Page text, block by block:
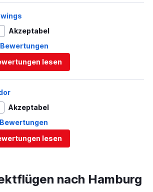
Akzeptabel
lesen
Akzeptabel
lesen
nach Hamburg